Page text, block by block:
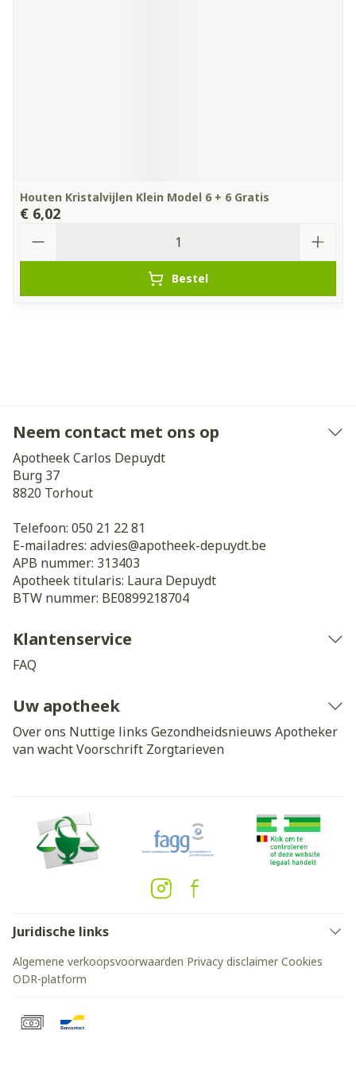
Houten Kristalvijlen Klein Model 6 + 6 Gratis
€ 6,02
Bestel
Neem contact met ons op
Apotheek Carlos Depuydt
Burg 37
8820 Torhout
Telefoon: 050 21 22 81
E-mailadres: advies@apotheek-depuydt.be
APB nummer: 313403
Apotheek titularis: Laura Depuydt
BTW nummer: BE0899218704
Klantenservice
FAQ
Uw apotheek
Over ons Nuttige links Gezondheidsnieuws Apotheker
van wachtVoorschrift Zorgtarieven
Juridische links
Algemene verkoopsvoorwaarden Privacy disclaimer Cookies
ODR-platform